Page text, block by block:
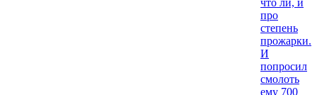
что ли, и
про
степень
прожарки.
И
попросил
смолоть
ему 700